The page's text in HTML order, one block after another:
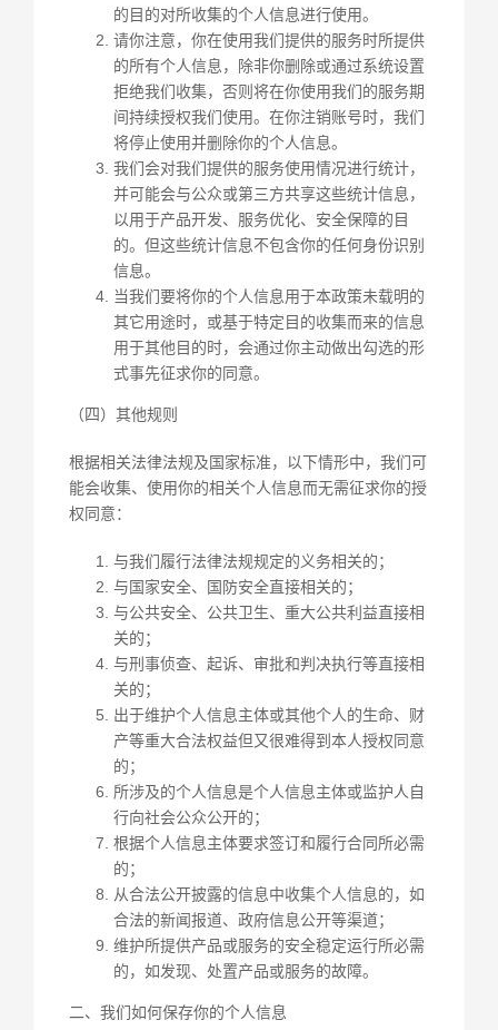
的目的对所收集的个人信息进行使用。
请你注意，你在使用我们提供的服务时所提供
的所有个人信息，除非你删除或通过系统设置
拒绝我们收集，否则将在你使用我们的服务期
间持续授权我们使用。在你注销账号时，我们
将停止使用并删除你的个人信息。
我们会对我们提供的服务使用情况进行统计，
并可能会与公众或第三方共享这些统计信息，
以用于产品开发、服务优化、安全保障的目
的。但这些统计信息不包含你的任何身份识别
信息。
当我们要将你的个人信息用于本政策未载明的
其它用途时，或基于特定目的收集而来的信息
用于其他目的时，会通过你主动做出勾选的形
式事先征求你的同意。
（四）其他规则
根据相关法律法规及国家标准，以下情形中，我们可
能会收集、使用你的相关个人信息而无需征求你的授
权同意：
与我们履行法律法规规定的义务相关的；
与国家安全、国防安全直接相关的；
与公共安全、公共卫生、重大公共利益直接相
关的；
与刑事侦查、起诉、审批和判决执行等直接相
关的；
出于维护个人信息主体或其他个人的生命、财
产等重大合法权益但又很难得到本人授权同意
的；
所涉及的个人信息是个人信息主体或监护人自
行向社会公众公开的；
根据个人信息主体要求签订和履行合同所必需
的；
从合法公开披露的信息中收集个人信息的，如
合法的新闻报道、政府信息公开等渠道；
维护所提供产品或服务的安全稳定运行所必需
的，如发现、处置产品或服务的故障。
二、我们如何保存你的个人信息